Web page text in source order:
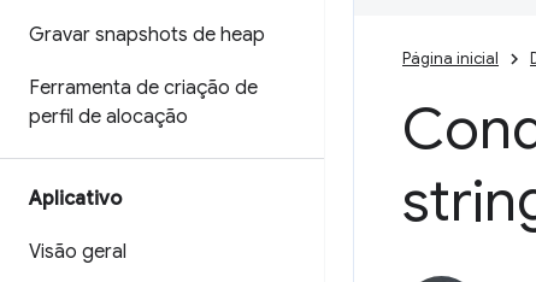
Gravar snapshots de heap
Ferramenta de criação de
perfil de alocação
Aplicativo
Visão geral
Página inicial